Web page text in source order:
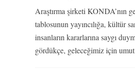
Araştırma şirketi KONDA’nın
tablosunun yayıncılığa, kültür
insanların kararlarına saygı
gördükçe, geleceğimiz için